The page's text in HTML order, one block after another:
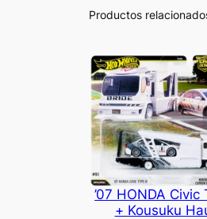
Productos
’07 HONDA Civic
+ Kousuku